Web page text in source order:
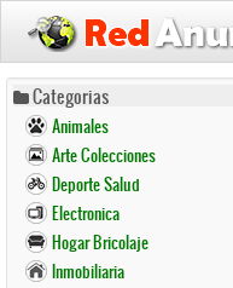
Pasar
contenido
principal
Categorias
Animales
Arte Colecciones
Deporte Salud
Electronica
Hogar Bricolaje
Inmobiliaria